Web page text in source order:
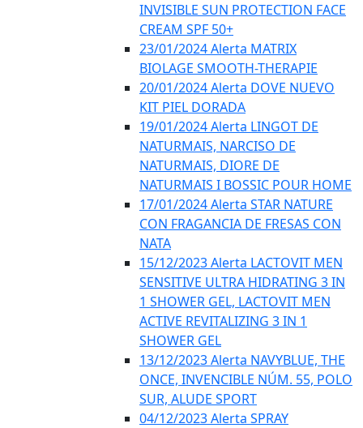
INVISIBLE SUN PROTECTION FACE
CREAM SPF 50+
23/01/2024 Alerta MATRIX
BIOLAGE SMOOTH-THERAPIE
20/01/2024 Alerta DOVE NUEVO
KIT PIEL DORADA
19/01/2024 Alerta LINGOT DE
NATURMAIS, NARCISO DE
NATURMAIS, DIORE DE
NATURMAIS I BOSSIC POUR HOME
17/01/2024 Alerta STAR NATURE
CON FRAGANCIA DE FRESAS CON
NATA
15/12/2023 Alerta LACTOVIT MEN
SENSITIVE ULTRA HIDRATING 3 IN
1 SHOWER GEL, LACTOVIT MEN
ACTIVE REVITALIZING 3 IN 1
SHOWER GEL
13/12/2023 Alerta NAVYBLUE, THE
ONCE, INVENCIBLE NÚM. 55, POLO
SUR, ALUDE SPORT
04/12/2023 Alerta SPRAY